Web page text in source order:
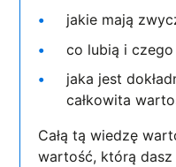
jakie mają
co lubią i czego
jaka jest
całkowita
Całą tą wiedzę
wartość, którą